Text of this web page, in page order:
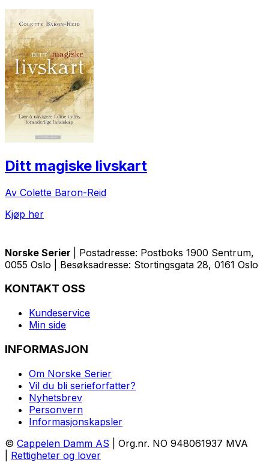
Ditt magiske livskart
Av Colette Baron-Reid
Kjøp her
Norske Serier
| Postadresse: Postboks 1900 Sentrum,
0055 Oslo | Besøksadresse: Stortingsgata 28, 0161 Oslo
KONTAKT OSS
Kundeservice
Min side
INFORMASJON
Om Norske Serier
Vil du bli serieforfatter?
Nyhetsbrev
Personvern
Informasjonskapsler
© Cappelen Damm AS | Org.nr. NO 948061937 MVA
Rettigheter og lover